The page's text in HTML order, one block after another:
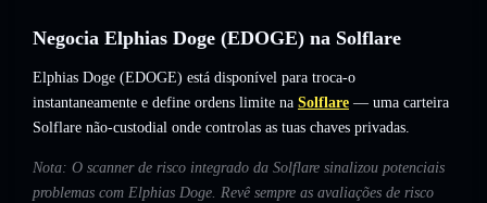
Negocia Elphias Doge (EDOGE) na Solflare
Elphias Doge (EDOGE) está disponível para troca-o
instantaneamente e define ordens limite na Solflare — uma carteira
Solflare não-custodial onde controlas as tuas chaves privadas.
Nota: O scanner de risco integrado da Solflare sinalizou potenciais
problemas com Elphias Doge. Revê sempre as avaliações de risco